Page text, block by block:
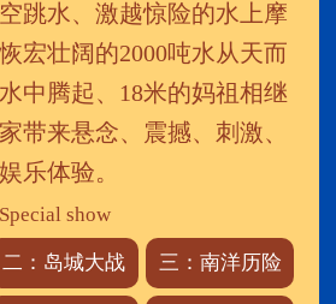
跳水、激越惊险的水上摩
宏壮阔的2000吨水从天而
中腾起、18米的妈祖相继
带来悬念、震撼、刺激、
乐体验。
Special show
二：岛城大战 三：南洋历险